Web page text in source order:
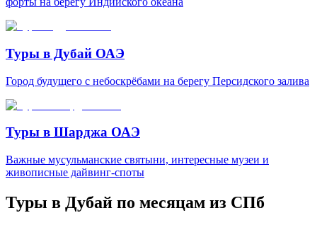
Туры в Дубай ОАЭ
Город будущего с небоскрёбами на берегу Персидского залива
Туры в Шарджа ОАЭ
Важные мусульманские святыни, интересные музеи и
живописные дайвинг-споты
Туры в Дубай по месяцам из СПб